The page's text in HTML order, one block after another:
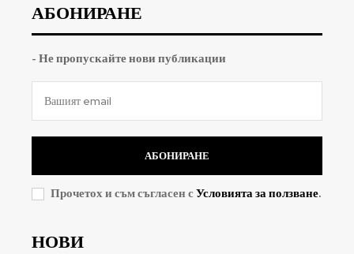
АБОНИРАНЕ
- Не пропускайте нови публикации
АБОНИРАНЕ
Прочетох и съм съгласен с Условията за ползване.
НОВИ